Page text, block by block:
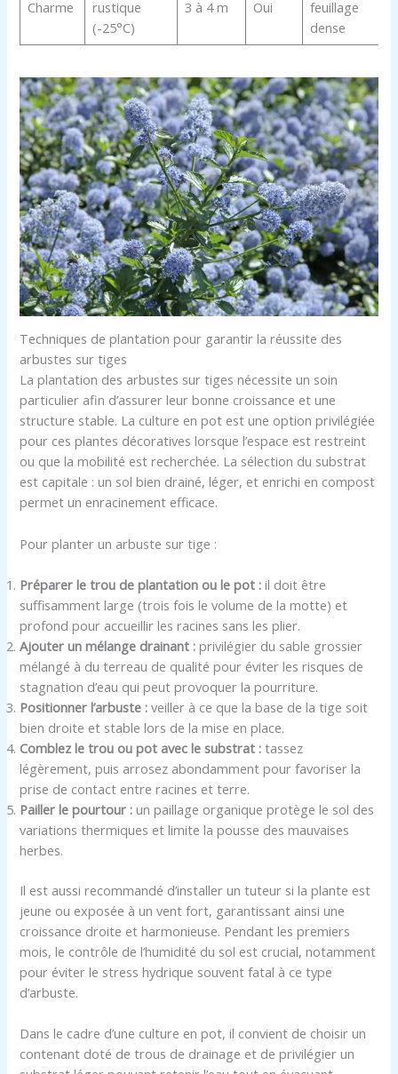
Charme
rustique
(-25°C)
3 à 4 m Oui
feuillage
dense
Techniques de plantation pour garantir la réussite des
arbustes sur tiges
La plantation des arbustes sur tiges nécessite un soin
particulier afin d’assurer leur bonne croissance et une
structure stable. La culture en pot est une option privilégiée
pour ces plantes décoratives lorsque l’espace est restreint
ou que la mobilité est recherchée. La sélection du substrat
est capitale : un sol bien drainé, léger, et enrichi en compost
permet un enracinement efficace.
Pour planter un arbuste sur tige :
Préparer le trou de plantation ou le pot : il doit être
suffisamment large (trois fois le volume de la motte) et
profond pour accueillir les racines sans les plier.
Ajouter un mélange drainant : privilégier du sable grossier
mélangé à du terreau de qualité pour éviter les risques de
stagnation d’eau qui peut provoquer la pourriture.
Positionner l’arbuste : veiller à ce que la base de la tige soit
bien droite et stable lors de la mise en place.
Comblez le trou ou pot avec le substrat : tassez
légèrement, puis arrosez abondamment pour favoriser la
prise de contact entre racines et terre.
Pailler le pourtour : un paillage organique protège le sol des
variations thermiques et limite la pousse des mauvaises
herbes.
Il est aussi recommandé d’installer un tuteur si la plante est
jeune ou exposée à un vent fort, garantissant ainsi une
croissance droite et harmonieuse. Pendant les premiers
mois, le contrôle de l’humidité du sol est crucial, notamment
pour éviter le stress hydrique souvent fatal à ce type
d’arbuste.
Dans le cadre d’une culture en pot, il convient de choisir un
contenant doté de trous de drainage et de privilégier un